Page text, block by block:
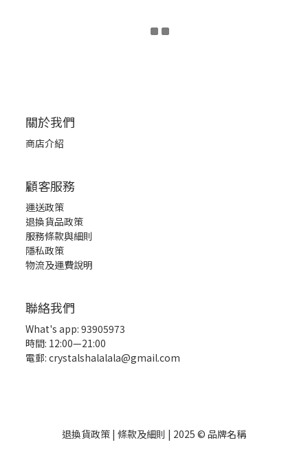
關於我們
商店介紹
顧客服務
運送政策
退換貨品政策
服務條款與細則
隱私政策
物流及運費說明
聯絡我們
What's app: 93905973
時間: 12:00—21:00
電郵: crystalshalalala@gmail.com
退換貨政策 | 條款及細則 | 2025 © 品牌名稱